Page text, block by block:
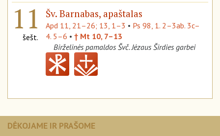
11
šešt.
Šv. Barnabas, apaštalas
Apd 11, 21–26; 13, 1–3 • Ps 98, 1. 2–3ab. 3c–
4. 5–6 • † Mt 10, 7–13
Birželinės pamaldos Švč. Jėzaus Širdies garbei
DĖKOJAME IR PRAŠOME